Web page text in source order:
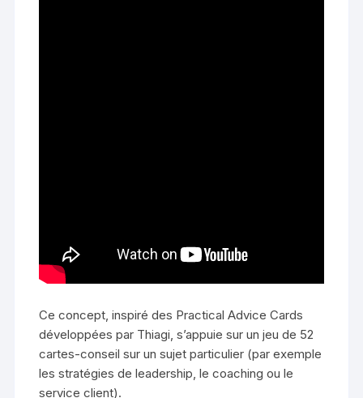
Ce concept, inspiré des Practical Advice Cards
développées par Thiagi, s’appuie sur un jeu de 52
cartes-conseil sur un sujet particulier (par exemple
les stratégies de leadership, le coaching ou le
service client).